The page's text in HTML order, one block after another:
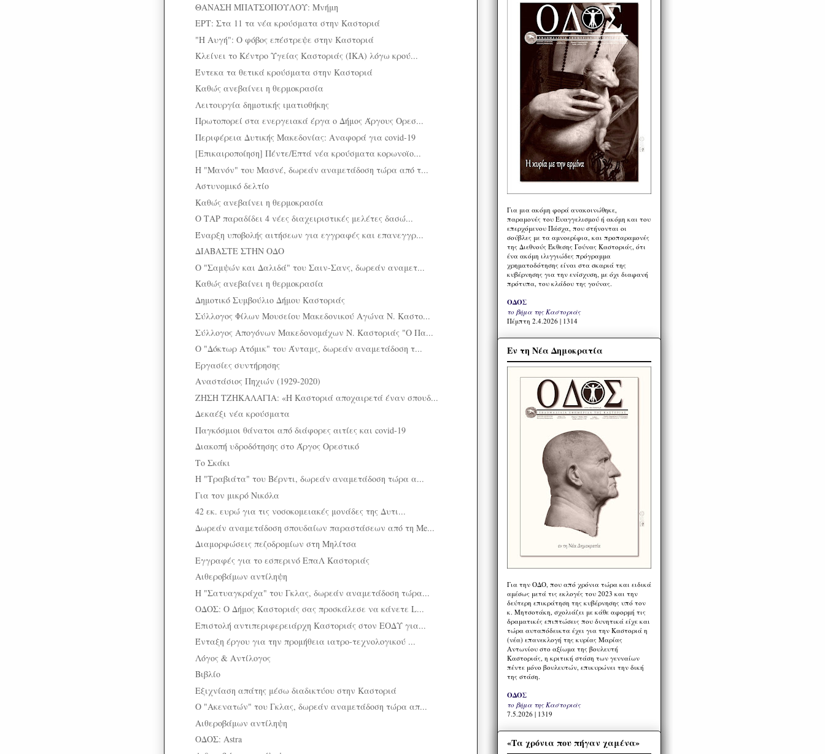
ΘΑΝΑΣΗ ΜΠΑΤΣΟΠΟΥΛΟΥ: Μνήμη
ΕΡΤ: Στα 11 τα νέα κρούσματα στην Καστοριά
"Η Αυγή": Ο φόβος επέστρεψε στην Καστοριά
Κλείνει το Κέντρο Υγείας Καστοριάς (ΙΚΑ) λόγω κρού...
Έντεκα τα θετικά κρούσματα στην Καστοριά
Καθώς ανεβαίνει η θερμοκρασία
Λειτουργία δημοτικής ιματιοθήκης
Πρωτοπορεί στα ενεργειακά έργα ο Δήμος Άργους Ορεσ...
Περιφέρεια Δυτικής Μακεδονίας: Αναφορά για covid-19
[Επικαιροποίηση] Πέντε/Επτά νέα κρούσματα κορωνοϊο...
Η "Μανόν" του Μασνέ, δωρεάν αναμετάδοση τώρα από τ...
Αστυνομικό δελτίο
Καθώς ανεβαίνει η θερμοκρασία
Ο ΤΑΡ παραδίδει 4 νέες διαχειριστικές μελέτες δασώ...
Έναρξη υποβολής αιτήσεων για εγγραφές και επανεγγρ...
ΔΙΑΒΑΣΤΕ ΣΤΗΝ ΟΔΟ
O "Σαμψών και Δαλιδά" του Σαιν-Σανς, δωρεάν αναμετ...
Καθώς ανεβαίνει η θερμοκρασία
Δημοτικό Συμβούλιο Δήμου Καστοριάς
Σύλλογος Φίλων Μουσείου Μακεδονικού Αγώνα Ν. Καστο...
Σύλλογος Απογόνων Μακεδονομάχων Ν. Καστοριάς "Ο Πα...
Ο "Δόκτωρ Ατόμικ" του Άνταμς, δωρεάν αναμετάδοση τ...
Εργασίες συντήρησης
Αναστάσιος Πηχιών (1929-2020)
ΖΗΣΗ ΤΖΗΚΑΛΑΓΙΑ: «Η Καστοριά αποχαιρετά έναν σπουδ...
Δεκαέξι νέα κρούσματα
Παγκόσμιοι θάνατοι από διάφορες αιτίες και covid-19
Διακοπή υδροδότησης στο Άργος Ορεστικό
Το Σκάκι
Η "Τραβιάτα" του Βέρντι, δωρεάν αναμετάδοση τώρα α...
Για τον μικρό Νικόλα
42 εκ. ευρώ για τις νοσοκομειακές μονάδες της Δυτι...
Δωρεάν αναμετάδοση σπουδαίων παραστάσεων από τη Me...
Διαμορφώσεις πεζοδρομίων στη Μηλίτσα
Εγγραφές για το εσπερινό ΕπαΛ Καστοριάς
Αιθεροβάμων αντίληψη
Η "Σατυαγκράχα" του Γκλας, δωρεάν αναμετάδοση τώρα...
ΟΔΟΣ: Ο Δήμος Καστοριάς σας προσκάλεσε να κάνετε L...
Επιστολή αντιπεριφερειάρχη Καστοριάς στον ΕΟΔΥ για...
Ένταξη έργου για την προμήθεια ιατρο-τεχνολογικού ...
Λόγος & Αντίλογος
Βιβλίο
Εξιχνίαση απάτης μέσω διαδικτύου στην Καστοριά
Ο "Ακενατών" του Γκλας, δωρεάν αναμετάδοση τώρα απ...
Αιθεροβάμων αντίληψη
ΟΔΟΣ: Astra
Για μια ακόμη φορά ανακοινώθηκε,
παραμονές του Ευαγγελισμού ή ακόμη και του
επερχόμενου Πάσχα, που στήνονται οι
σούβλες με τα αμνοερίφια, και προπαραμονές
της Διεθνούς Έκθεσης Γούνας Καστοριάς, ότι
ένα ακόμη ιλιγγιώδες πρόγραμμα
χρηματοδότησης είναι στα σκαριά της
κυβέρνησης για την ενίσχυση, με όχι διαφανή
πρότυπα, του κλάδου της γούνας.
ΟΔΟΣ
το βήμα της Καστοριάς
Πέμπτη 2.4.2026 | 1314
Εν τη Νέα Δημοκρατία
Για την ΟΔΟ, που από χρόνια τώρα και ειδικά
αμέσως μετά τις εκλογές του 2023 και την
δεύτερη επικράτηση της κυβέρνησης υπό τον
κ. Μητσοτάκη, σχολιάζει με κάθε αφορμή τις
δραματικές επιπτώσεις που δυνητικά είχε και
τώρα αυταπόδεικτα έχει για την Καστοριά η
(νέα) επανεκλογή της κυρίας Μαρίας
Αντωνίου στο αξίωμα της βουλευτή
Καστοριάς, η κριτική στάση των γενναίων
πέντε μόνο βουλευτών, επικυρώνει την δική
της στάση.
ΟΔΟΣ
το βήμα της Καστοριάς
7.5.2026 | 1319
«Τα χρόνια που πήγαν χαμένα»